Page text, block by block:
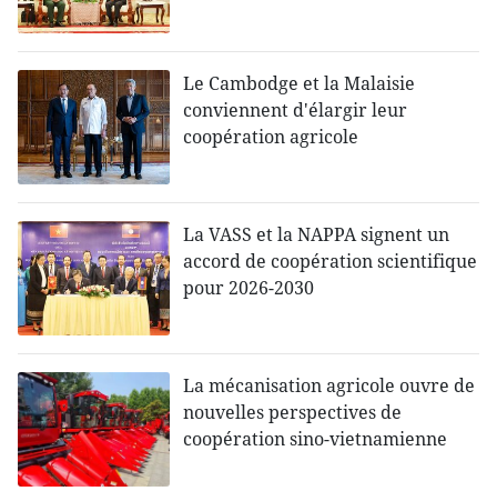
Le Cambodge et la Malaisie
conviennent d'élargir leur
coopération agricole
La VASS et la NAPPA signent un
accord de coopération scientifique
pour 2026-2030
La mécanisation agricole ouvre de
nouvelles perspectives de
coopération sino-vietnamienne